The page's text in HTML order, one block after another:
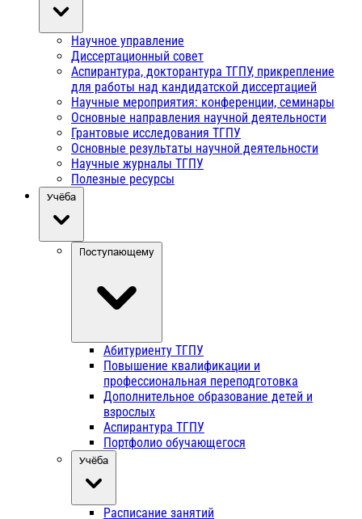
Научное управление
Диссертационный совет
Аспирантура, докторантура ТГПУ, прикрепление
для работы над кандидатской диссертацией
Научные мероприятия: конференции, семинары
Основные направления научной деятельности
Грантовые исследования ТГПУ
Основные результаты научной деятельности
Научные журналы ТГПУ
Полезные ресурсы
Учёба
Поступающему
Абитуриенту ТГПУ
Повышение квалификации и
профессиональная переподготовка
Дополнительное образование детей и
взрослых
Аспирантура ТГПУ
Портфолио обучающегося
Учёба
Расписание занятий